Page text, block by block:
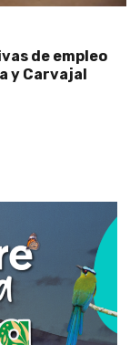
de empleo
y Carvajal